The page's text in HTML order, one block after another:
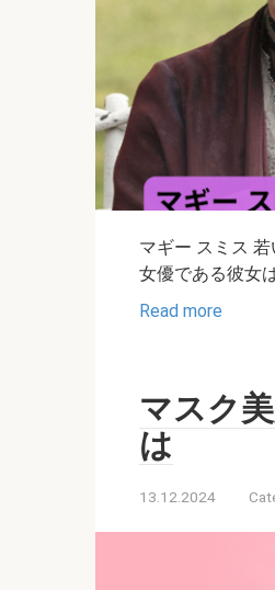
マギー スミス
女優である彼女
Read more
マスク
は
13.12.2024